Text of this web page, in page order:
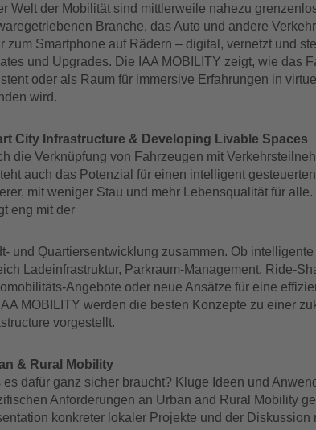
Welt der Mobilität sind mittlerweile nahezu
Branche, das Auto und andere
zum Smartphone auf Rädern – digital, vernetzt und
und Upgrades. Die IAA MOBILITY zeigt, wie das
oder als Raum für immersive Erfahrungen in
wird.
City Infrastructure & Developing Livable Spaces
die Verknüpfung von Fahrzeugen mit
auch das Potenzial für einen intelligent
mit weniger Stau und mehr Lebensqualität für alle.
eng mit der
und Quartiersentwicklung zusammen. Ob
Ladeinfrastruktur, Parkraum-Management, Ride-
Angebote oder neue Ansätze für eine
MOBILITY werden die besten Konzepte zu einer
vorgestellt.
& Rural Mobility
es dafür ganz sicher braucht? Kluge Ideen und
Anforderungen an Urban and Rural Mobility
konkreter lokaler Projekte und der Diskussion